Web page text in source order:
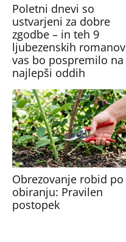
Poletni dnevi so
ustvarjeni za dobre
zgodbe – in teh 9
ljubezenskih romanov
vas bo pospremilo na
najlepši oddih
Obrezovanje robid po
obiranju: Pravilen
postopek